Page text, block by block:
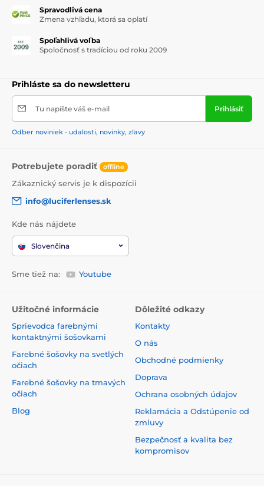
Spravodlivá cena
Zmena vzhľadu, ktorá sa oplatí
Spoľahlivá voľba
Spoločnosť s tradíciou od roku 2009
Prihláste sa do newsletteru
Tu napíšte váš e-mail Prihlásiť
Odber noviniek - udalosti, novinky, zľavy
Potrebujete poradiť offline
Zákaznický servis je k dispozícii
info@luciferlenses.sk
Kde nás nájdete
Slovenčina
Sme tiež na: Youtube
Užitočné informácie
Sprievodca farebnými
kontaktnými šošovkami
Farebné šošovky na svetlých
očiach
Farebné šošovky na tmavých
očiach
Blog
Dôležité odkazy
Kontakty
O nás
Obchodné podmienky
Doprava
Ochrana osobných údajov
Reklamácia a Odstúpenie od
zmluvy
Bezpečnosť a kvalita bez
kompromisov